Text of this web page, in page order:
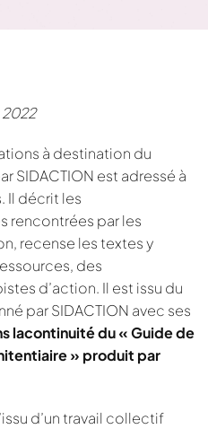
à destination du
SIDACTION est adressé à
Il décrit les
rencontrées par les
recense les textes y
des
d’action. Il est issu du
par SIDACTION avec ses
lacontinuité du « Guide de
» produit par
d’un travail collectif